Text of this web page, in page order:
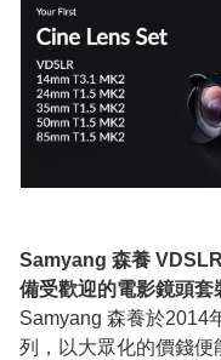
Samyang 森養
備受歡迎的電影鏡頭套
Samyang 森養於2014
列，以大眾化的價錢